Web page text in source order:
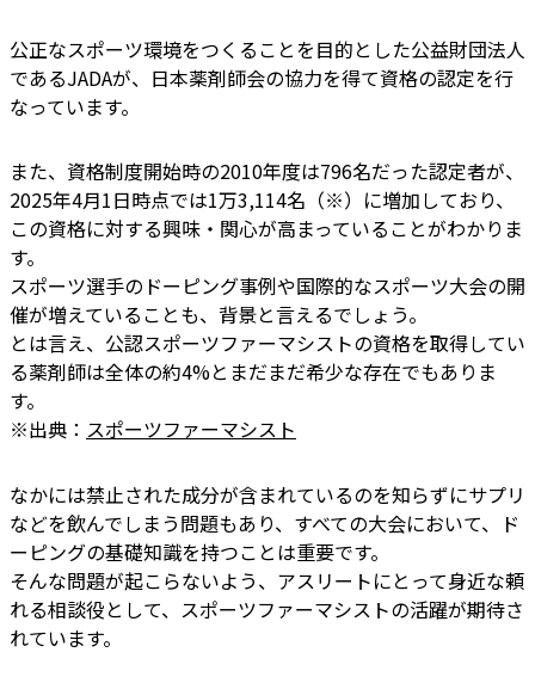
公正なスポーツ環境をつくることを目的とした公益財団法人
であるJADAが、日本薬剤師会の協力を得て資格の認定を行
なっています。
また、資格制度開始時の2010年度は796名だった認定者が、
2025年4月1日時点では1万3,114名（※）に増加しており、
この資格に対する興味・関心が高まっていることがわかりま
す。
スポーツ選手のドーピング事例や国際的なスポーツ大会の開
催が増えていることも、背景と言えるでしょう。
とは言え、公認スポーツファーマシストの資格を取得してい
る薬剤師は全体の約4%とまだまだ希少な存在でもありま
す。
※出典： スポーツファーマシスト
なかには禁止された成分が含まれているのを知らずにサプリ
などを飲んでしまう問題もあり、すべての大会において、ド
ーピングの基礎知識を持つことは重要です。
そんな問題が起こらないよう、アスリートにとって身近な頼
れる相談役として、スポーツファーマシストの活躍が期待さ
れています。